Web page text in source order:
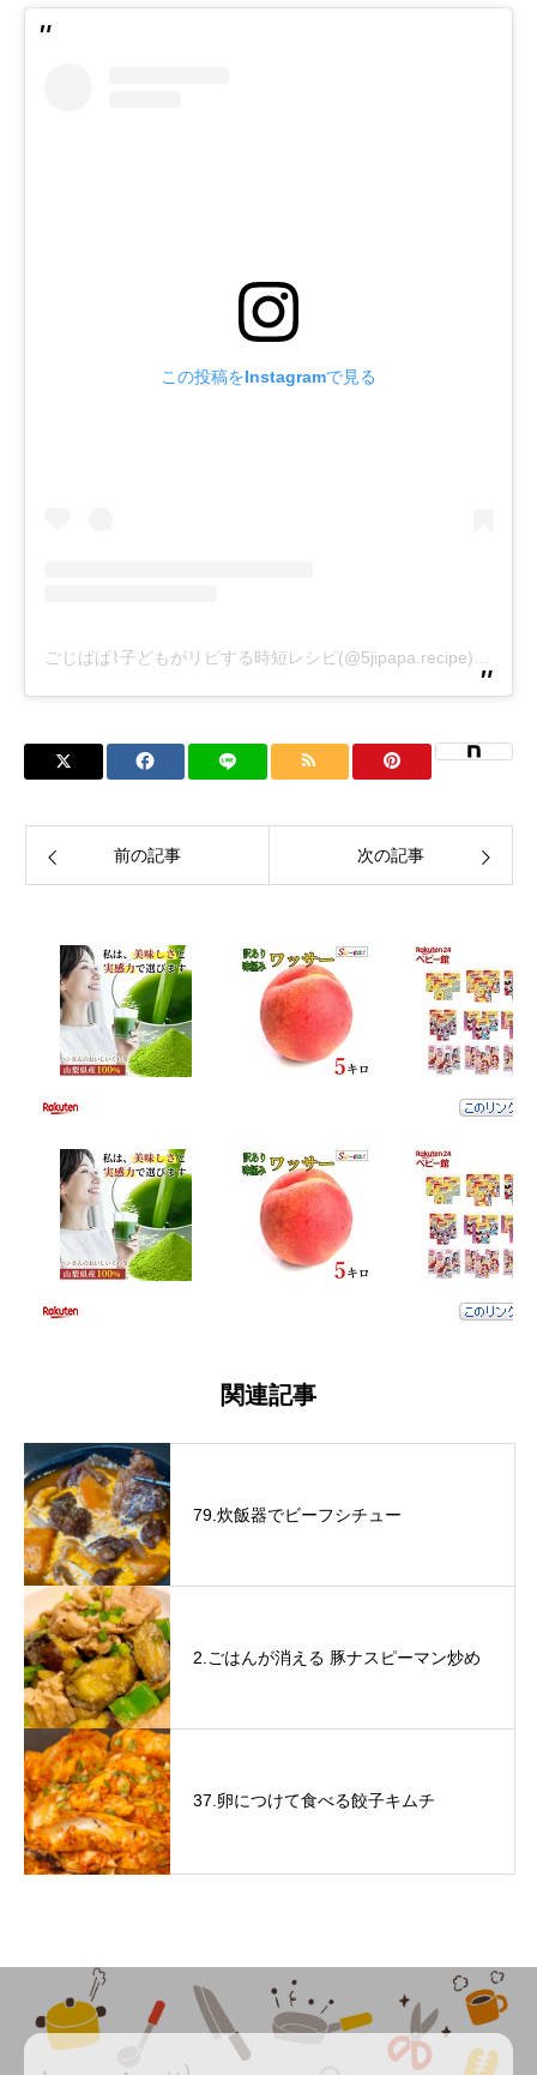
この投稿をInstagramで見る
前の記事 次の記事
関連記事
79.炊飯器でビーフシチュー
2.ごはんが消える 豚ナスピーマン炒め
37.卵につけて食べる餃子キムチ